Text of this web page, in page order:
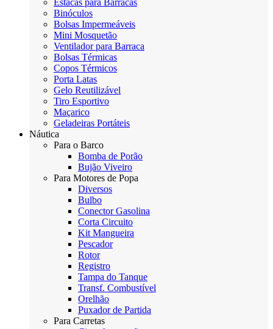
Estacas para Barracas
Binóculos
Bolsas Impermeáveis
Mini Mosquetão
Ventilador para Barraca
Bolsas Térmicas
Copos Térmicos
Porta Latas
Gelo Reutilizável
Tiro Esportivo
Maçarico
Geladeiras Portáteis
Náutica
Para o Barco
Bomba de Porão
Bujão Viveiro
Para Motores de Popa
Diversos
Bulbo
Conector Gasolina
Corta Circuito
Kit Mangueira
Pescador
Rotor
Registro
Tampa do Tanque
Transf. Combustível
Orelhão
Puxador de Partida
Para Carretas